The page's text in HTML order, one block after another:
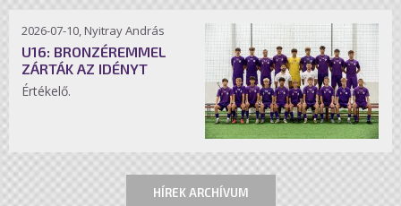
2026-07-10, Nyitray András
U16: BRONZÉREMMEL
ZÁRTÁK AZ IDÉNYT
Értékelő.
HÍREK ARCHÍVUM